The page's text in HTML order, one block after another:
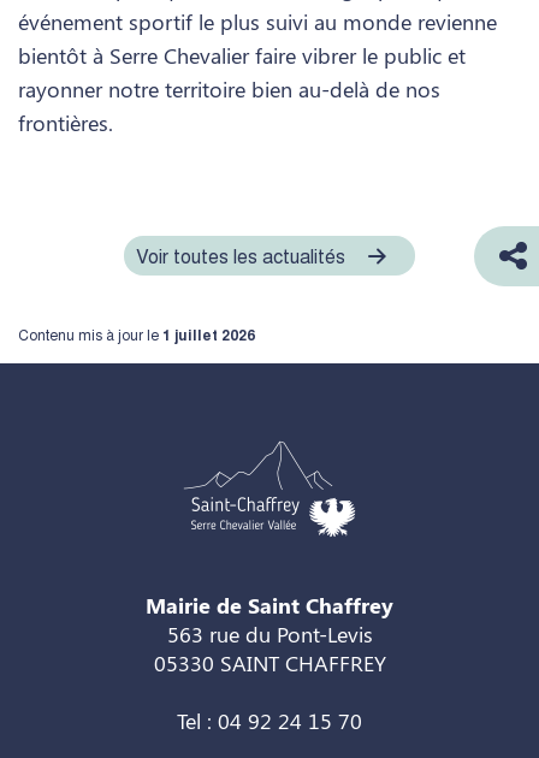
événement sportif le plus suivi au monde revienne
bientôt à Serre Chevalier faire vibrer le public et
rayonner notre territoire bien au-delà de nos
frontières.
Voir toutes les actualités
Contenu mis à jour le 1 juillet 2026
Mairie de Saint Chaffrey
563 rue du Pont-Levis
05330 SAINT CHAFFREY
Tel : 04 92 24 15 70